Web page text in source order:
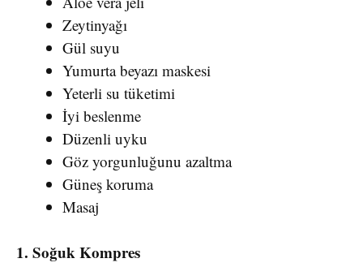
Zeytinyağı
Gül suyu
Yumurta beyazı maskesi
Yeterli su tüketimi
İyi beslenme
Düzenli uyku
Göz yorgunluğunu azaltma
Güneş koruma
Masaj
1. Soğuk Kompres